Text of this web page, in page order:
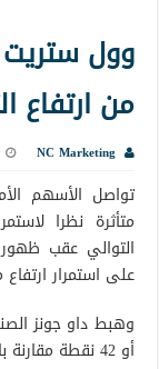
وول ستريت
من ارتفاع
NC Marketing
تواصل الأسهم
متأثرة نظرا
التوالي عقب ظهور
على استمرار
أو 42 نقطة مقارنة بالإغلاق اليومي الماضي.